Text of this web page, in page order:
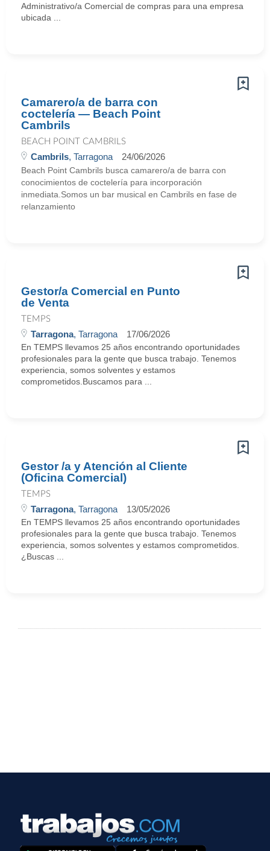
Administrativo/a Comercial de compras para una empresa
ubicada ...
Camarero/a de barra con
coctelería — Beach Point
Cambrils
BEACH POINT CAMBRILS
Cambrils, Tarragona 24/06/2026
Beach Point Cambrils busca camarero/a de barra con
conocimientos de coctelería para incorporación
inmediata.Somos un bar musical en Cambrils en fase de
relanzamiento
Gestor/a Comercial en Punto
de Venta
TEMPS
Tarragona, Tarragona 17/06/2026
En TEMPS llevamos 25 años encontrando oportunidades
profesionales para la gente que busca trabajo. Tenemos
experiencia, somos solventes y estamos
comprometidos.Buscamos para ...
Gestor /a y Atención al Cliente
(Oficina Comercial)
TEMPS
Tarragona, Tarragona 13/05/2026
En TEMPS llevamos 25 años encontrando oportunidades
profesionales para la gente que busca trabajo. Tenemos
experiencia, somos solventes y estamos comprometidos.
¿Buscas ...